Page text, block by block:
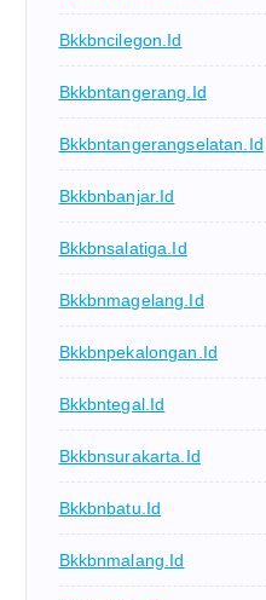
Bkkbncilegon.id
Bkkbntangerang.id
Bkkbntangerangselatan.id
Bkkbnbanjar.id
Bkkbnsalatiga.id
Bkkbnmagelang.id
Bkkbnpekalongan.id
Bkkbntegal.id
Bkkbnsurakarta.id
Bkkbnbatu.id
Bkkbnmalang.id